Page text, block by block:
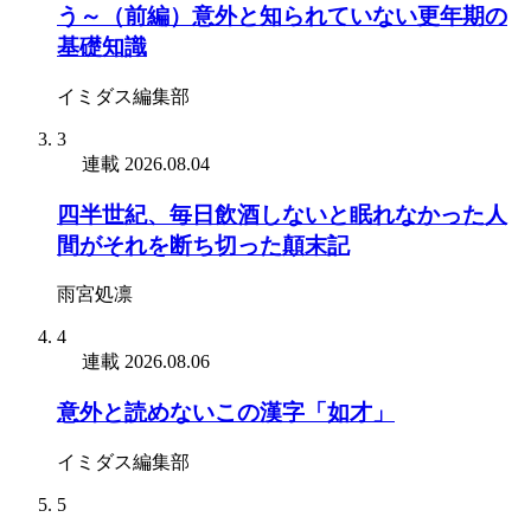
う～（前編）意外と知られていない更年期の
基礎知識
イミダス編集部
3
連載 2026.08.04
四半世紀、毎日飲酒しないと眠れなかった人
間がそれを断ち切った顛末記
雨宮処凛
4
連載 2026.08.06
意外と読めないこの漢字「如才」
イミダス編集部
5